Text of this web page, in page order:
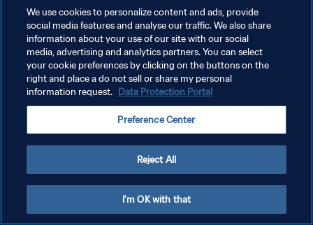
POLÍTICA DE PRIVACIDAD
TÉRMINOS DE SERVICIO
AJUSTAR LA CONFIGURACIÓN DE LAS COOKIES
Copyright © 1994 - 2026 FIFA. Todos los derechos reservados.
We use cookies to personalize content and ads, provide
social media features and analyse our traffic. We also share
information about your use of our site with our social
media, advertising and analytics partners. You can select
your cookie preferences by clicking on the buttons on the
right and place a do not sell or share my personal
information request. Data Protection Portal
Preference Center
Reject All
I'm OK with that